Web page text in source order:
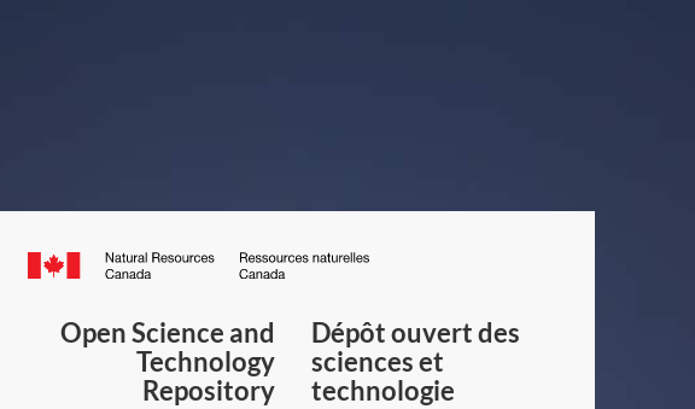
Canada.ca
du
Canada
Open Science and
Technology
Repository
Dépôt ouvert des
sciences et
technologie